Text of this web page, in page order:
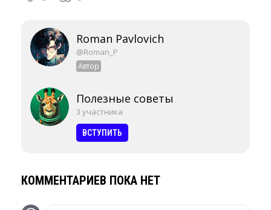
Roman Pavlovich
@Roman_P
Автор
Полезные советы
3 участника
ВСТУПИТЬ
КОММЕНТАРИЕВ ПОКА НЕТ